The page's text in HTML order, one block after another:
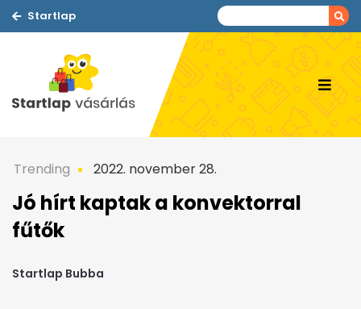
Startlap
Trending 2022. november 28.
Jó hírt kaptak a konvektorral
fűtők
Startlap Bubba